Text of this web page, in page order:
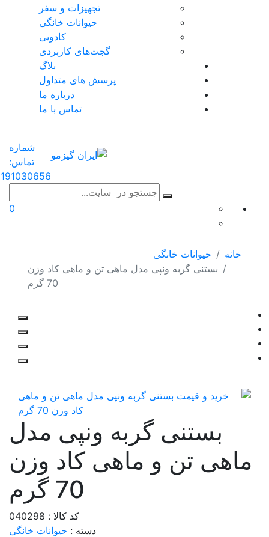
تجهیزات و سفر
حیوانات خانگی
کادویی
گجت‌های کاربردی
بلاگ
پرسش های متداول
درباره ما
تماس با ما
شماره
تماس:
0
خانه
حیوانات خانگی
بستنی گربه ونپی مدل ماهی تن و ماهی کاد وزن
70 گرم
بستنی گربه ونپی مدل
ماهی تن و ماهی کاد وزن
70 گرم
کد کالا : 040298
دسته : حیوانات خانگی